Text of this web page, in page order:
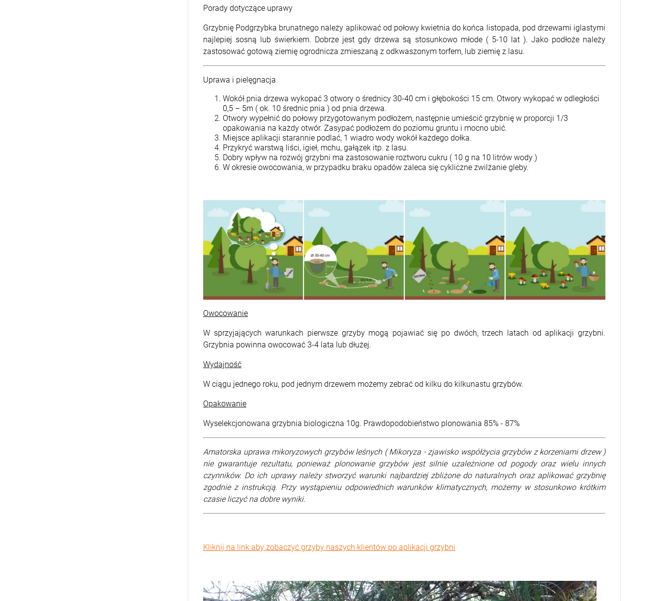
Porady dotyczące uprawy
Grzybnię Podgrzybka brunatnego należy aplikować od połowy kwietnia do końca listopada, pod drzewami iglastymi
najlepiej sosną lub świerkiem. Dobrze jest gdy drzewa są stosunkowo młode ( 5-10 lat ). Jako podłoże należy
zastosować gotową ziemię ogrodnicza zmieszaną z odkwaszonym torfem, lub ziemię z lasu.
Uprawa i pielęgnacja
Wokół pnia drzewa wykopać 3 otwory o średnicy 30-40 cm i głębokości 15 cm. Otwory wykopać w odległości
0,5 – 5m ( ok. 10 średnic pnia ) od pnia drzewa.
Otwory wypełnić do połowy przygotowanym podłożem, następnie umieścić grzybnię w proporcji 1/3
opakowania na każdy otwór. Zasypać podłożem do poziomu gruntu i mocno ubić.
Miejsce aplikacji starannie podlać, 1 wiadro wody wokół każdego dołka.
Przykryć warstwą liści, igieł, mchu, gałązek itp. z lasu.
Dobry wpływ na rozwój grzybni ma zastosowanie roztworu cukru ( 10 g na 10 litrów wody )
W okresie owocowania, w przypadku braku opadów zaleca się cykliczne zwilżanie gleby.
Owocowanie
W sprzyjających warunkach pierwsze grzyby mogą pojawiać się po dwóch, trzech latach od aplikacji grzybni.
Grzybnia powinna owocować 3-4 lata lub dłużej.
Wydajność
W ciągu jednego roku, pod jednym drzewem możemy zebrać od kilku do kilkunastu grzybów.
Opakowanie
Wyselekcjonowana grzybnia biologiczna 10g. Prawdopodobieństwo plonowania 85% - 87%
Amatorska uprawa mikoryzowych grzybów leśnych ( Mikoryza - zjawisko współżycia grzybów z korzeniami drzew )
nie gwarantuje rezultatu, ponieważ plonowanie grzybów jest silnie uzależnione od pogody oraz wielu innych
czynników. Do ich uprawy należy stworzyć warunki najbardziej zbliżone do naturalnych oraz aplikować grzybnię
zgodnie z instrukcją. Przy wystąpieniu odpowiednich warunków klimatycznych, możemy w stosunkowo krótkim
czasie liczyć na dobre wyniki.
Kliknij na link aby zobaczyć grzyby naszych klientów po aplikacji grzybni